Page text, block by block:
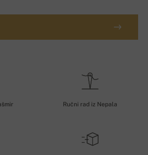
Ručni rad iz Nepala